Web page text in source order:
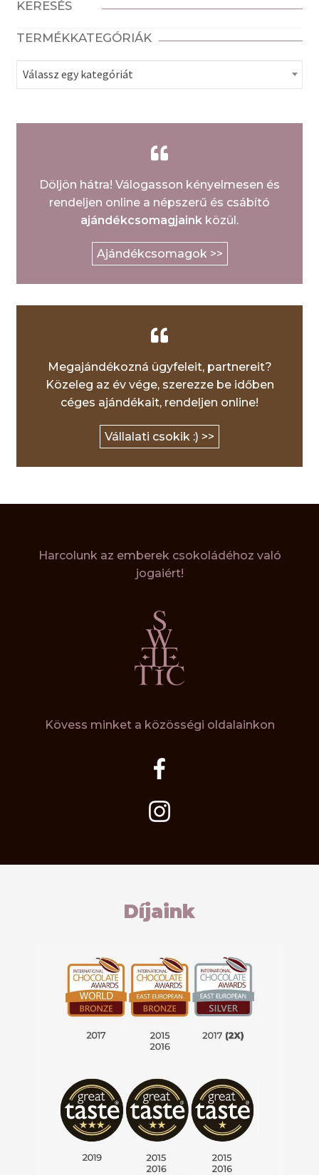
KERESÉS
TERMÉKKATEGÓRIÁK
Válassz egy kategóriát
Döljön hátra! Válogasson kényelmesen és
rendeljen online a népszerű és csábító
ajándékcsomagjaink közül.
Ajándékcsomagok >>
Megajándékozná ügyfeleit, partnereit?
Közeleg az év vége, szerezze be időben
céges ajándékait, rendeljen online!
Vállalati csokik :) >>
Harcolunk az emberek csokoládéhoz való
jogaiért!
Kövess minket a közösségi oldalainkon
Díjaink